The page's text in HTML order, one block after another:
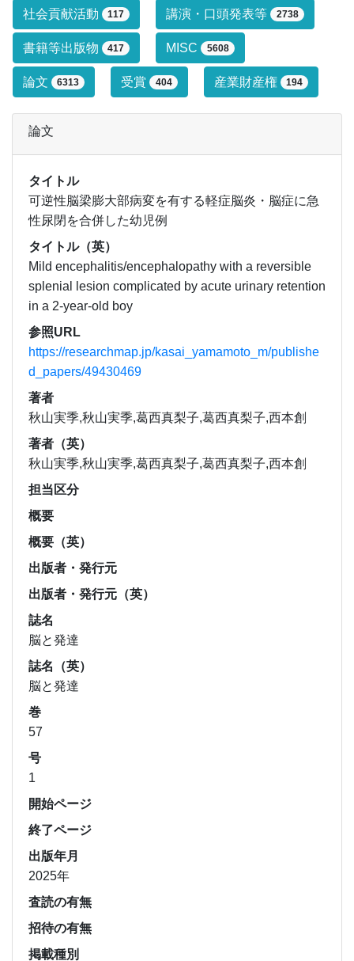
研究業績タイプによる絞り込み条件で
社会貢献活動 117 講演・口頭発表等 2738
書籍等出版物 417 MISC 5608
論文 6313 受賞 404 産業財産権 194
論文
タイトル
可逆性脳梁膨大部病変を有する軽症脳炎・脳症に急
性尿閉を合併した幼児例
タイトル（英）
Mild encephalitis/encephalopathy with a reversible
splenial lesion complicated by acute urinary retention
in a 2-year-old boy
参照URL
https://researchmap.jp/kasai_yamamoto_m/publishe
d_papers/49430469
著者
秋山実季,秋山実季,葛西真梨子,葛西真梨子,西本創
著者（英）
秋山実季,秋山実季,葛西真梨子,葛西真梨子,西本創
担当区分
概要
概要（英）
出版者・発行元
出版者・発行元（英）
誌名
脳と発達
誌名（英）
脳と発達
巻
57
号
1
開始ページ
終了ページ
出版年月
2025年
査読の有無
招待の有無
掲載種別